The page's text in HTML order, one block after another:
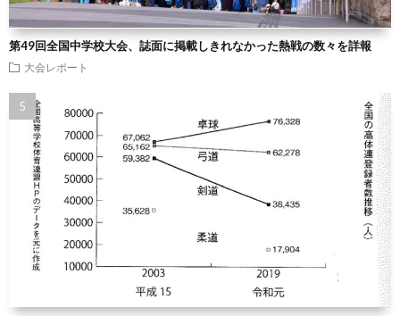
第49回全国中学校大会、誌面に掲載しきれなかった熱戦の数々を詳報
大会レポート